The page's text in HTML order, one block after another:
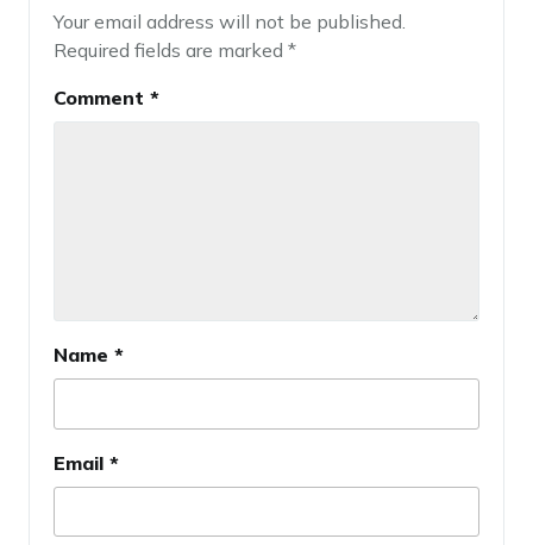
Your email address will not be published.
Required fields are marked *
Comment *
Name *
Email *